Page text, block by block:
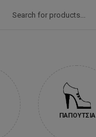
search
ΠΑΠΟΥΤΣΙΑ